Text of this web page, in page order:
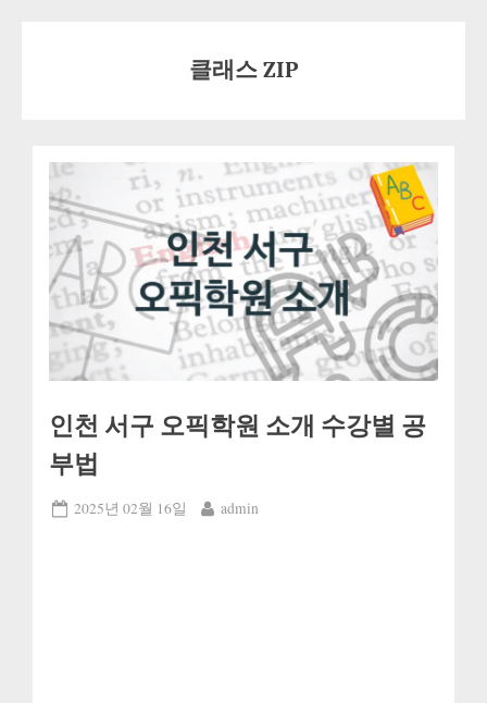
클래스 ZIP
인천 서구 오픽학원 소개 수강별 공
부법
Posted
2025년 02월 16일 By
admin